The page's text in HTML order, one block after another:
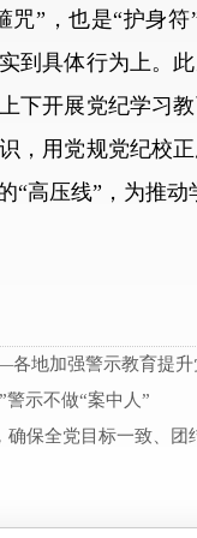
”，也是“护身符
到具体行为上。
下开展党纪学习
，用党规党纪校
“高压线”，为推
地加强警示教育提升
示不做“案中人”
确保全党目标一致、团